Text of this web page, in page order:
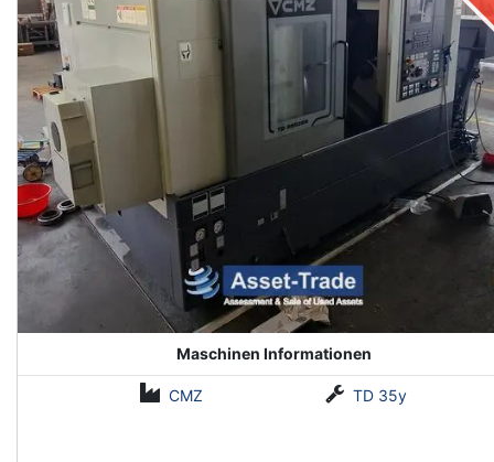
Maschinen Informationen
CMZ TD 35y